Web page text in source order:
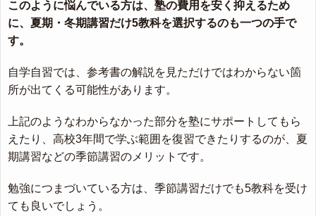
このように悩んでいる方は、塾の費用を安く抑えるため
に、夏期・冬期講習だけ5教科を選択するのも一つの手で
す。
自学自習では、参考書の解説を見ただけではわからない箇
所が出てくる可能性があります。
上記のようなわからなかった部分を塾にサポートしてもら
えたり、高校3年間で学ぶ範囲を復習できたりするのが、夏
期講習などの季節講習のメリットです。
勉強につまづいている方は、季節講習だけでも5教科を受け
ても良いでしょう。